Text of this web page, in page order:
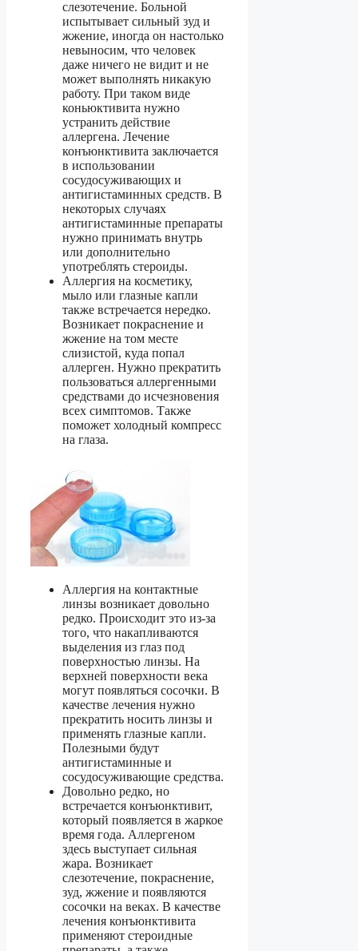
слезотечение. Больной
испытывает сильный зуд и
жжение, иногда он настолько
невыносим, что человек
даже ничего не видит и не
может выполнять никакую
работу. При таком виде
коньюктивита нужно
устранить действие
аллергена. Лечение
конъюнктивита заключается
в использовании
сосудосуживающих и
антигистаминных средств. В
некоторых случаях
антигистаминные препараты
нужно принимать внутрь
или дополнительно
употреблять стероиды.
Аллергия на косметику,
мыло или глазные капли
также встречается нередко.
Возникает покраснение и
жжение на том месте
слизистой, куда попал
аллерген. Нужно прекратить
пользоваться аллергенными
средствами до исчезновения
всех симптомов. Также
поможет холодный компресс
на глаза.
Аллергия на контактные
линзы возникает довольно
редко. Происходит это из-за
того, что накапливаются
выделения из глаз под
поверхностью линзы. На
верхней поверхности века
могут появляться сосочки. В
качестве лечения нужно
прекратить носить линзы и
применять глазные капли.
Полезными будут
антигистаминные и
сосудосуживающие средства.
Довольно редко, но
встречается конъюнктивит,
который появляется в жаркое
время года. Аллергеном
здесь выступает сильная
жара. Возникает
слезотечение, покраснение,
зуд, жжение и появляются
сосочки на веках. В качестве
лечения конъюнктивита
применяют стероидные